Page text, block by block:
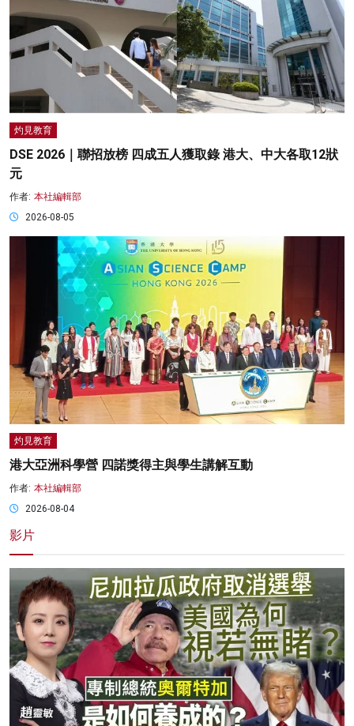
灼見教育
DSE 2026｜聯招放榜 四成五人獲取錄 港大、中大各取12狀
元
作者: 本社編輯部
2026-08-05
灼見教育
港大亞洲科學營 四諾獎得主與學生講解互動
作者: 本社編輯部
2026-08-04
影片